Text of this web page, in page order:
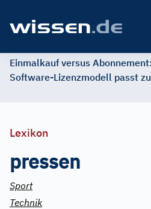
Einmalkauf versus
Software-Lizenzmodell passt
Lexikon
pressen
Sport
Technik